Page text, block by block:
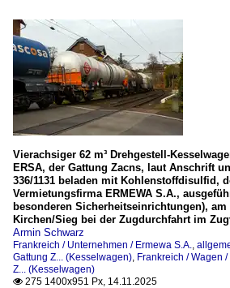
Güterwagen der Gattung S...
Güterwagen der Gattung T...
Güterwagen der Gattung U...
Güterwagen der Gattung Z...
Güterwagen sonstige
Niederlande
Wagen
Güterwagen der Gattung E...
Güterwagen der Gattung Z...
Vierachsiger 62 m³ Drehgestell-
ERSA, der Gattung Zacns, laut Anschrift
336/1131 beladen mit Kohlenstoffdisulfid,
Vermietungsfirma ERMEWA S.A.,
besonderen Sicherheitseinrichtungen), am
Kirchen/Sieg bei der Zugdurchfahrt im
Armin Schwarz
Frankreich / Unternehmen / Ermewa S.A.,
Gattung Z... (Kesselwagen), Frankreich / Wagen
Z... (Kesselwagen)
 275 1400x951 Px, 14.11.2025